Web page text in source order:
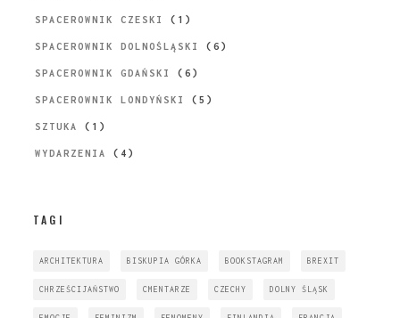
SPACEROWNIK CZESKI (1)
SPACEROWNIK DOLNOŚLĄSKI (6)
SPACEROWNIK GDAŃSKI (6)
SPACEROWNIK LONDYŃSKI (5)
SZTUKA (1)
WYDARZENIA (4)
TAGI
ARCHITEKTURA BISKUPIA GÓRKA BOOKSTAGRAM BREXIT
CHRZEŚCIJAŃSTWO CMENTARZE CZECHY DOLNY ŚLĄSK